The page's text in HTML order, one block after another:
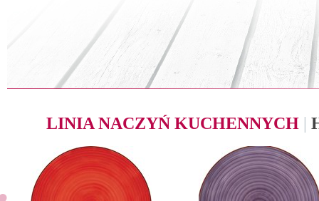
LINIA NACZYŃ KUCHENNYCH |